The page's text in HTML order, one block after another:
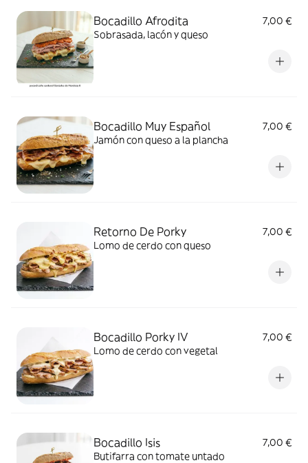
Bocadillo Afrodita
7,00 €
Sobrasada, lacón y queso
Bocadillo Muy Español
7,00 €
Jamón con queso a la plancha
Retorno De Porky
7,00 €
Lomo de cerdo con queso
Bocadillo Porky IV
7,00 €
Lomo de cerdo con vegetal
Bocadillo Isis
7,00 €
Butifarra con tomate untado